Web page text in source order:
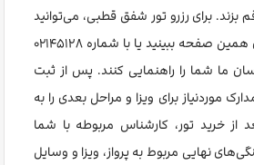
بزند. برای رزرو تور شفق قطبی، می‌توانید
لیست تورها را در ابتدای همین صفحه ببینید یا با شماره ۰۲۱۴۵۱۲۸
ما شما را راهنمایی کنند. پس از ثبت
موردنیاز برای ویزا و مراحل بعدی را به
از خرید تور، کارشناس مربوطه با شما
نهایی مربوط به پرواز، ویزا و وسایل